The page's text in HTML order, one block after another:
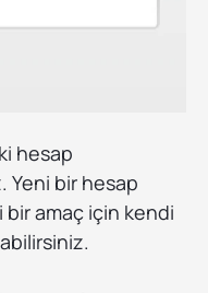
hesap
Yeni bir hesap
amaç için kendi